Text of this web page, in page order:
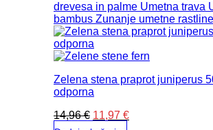
na
strani
izdelka
izdelek
ima
več
različic.
Možnosti
izberete
na
izdelka
drevesa in palme Umetna trava
bambus Zunanje umetne rastline
Zelena stena praprot juniperus
odporna
14,96€ Izvirna
cena
11,97 €Trenutna